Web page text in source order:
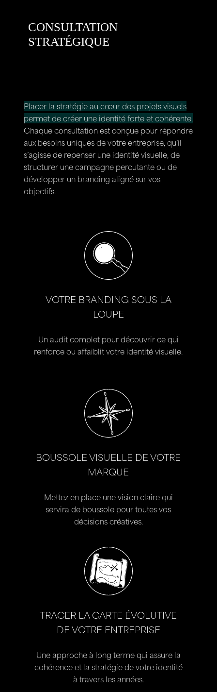
CONSULTATION
STRATÉGIQUE
Placer la stratégie au cœur des projets visuels
permet de créer une identité forte et cohérente.
Chaque consultation est conçue pour répondre
aux besoins uniques de votre entreprise, qu’il
s’agisse de repenser une identité visuelle, de
structurer une campagne percutante ou de
développer un branding aligné sur vos
objectifs.
VOTRE BRANDING SOUS LA
LOUPE
Un audit complet pour découvrir ce qui
renforce ou affaiblit votre identité visuelle.
BOUSSOLE VISUELLE DE VOTRE
MARQUE
Mettez en place une vision claire qui
servira de boussole pour toutes vos
décisions créatives.
TRACER LA CARTE ÉVOLUTIVE
DE VOTRE ENTREPRISE
Une approche à long terme qui assure la
cohérence et la stratégie de votre identité
à travers les années.